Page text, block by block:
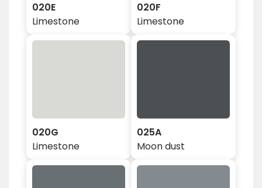
020E
Limestone
020F
Limestone
020G
Limestone
025A
Moon dust